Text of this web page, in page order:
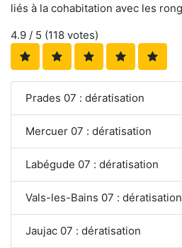
liés à la cohabitation avec les
4.9 / 5 (118 votes)
Prades 07 : dératisation
Mercuer 07 : dératisation
Labégude 07 : dératisation
Vals-les-Bains 07 : dératisation
Jaujac 07 : dératisation